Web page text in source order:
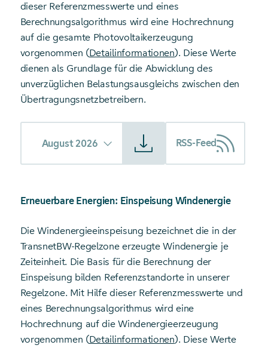
dieser Referenzmesswerte und eines
Berechnungsalgorithmus wird eine Hochrechnung
auf die gesamte Photovoltaikerzeugung
vorgenommen (Detailinformationen). Diese Werte
dienen als Grundlage für die Abwicklung des
unverzüglichen Belastungsausgleichs zwischen den
Übertragungsnetzbetreibern.
August 2026 RSS-Feed
Erneuerbare Energien: Einspeisung Windenergie
Die Windenergieeinspeisung bezeichnet die in der
TransnetBW-Regelzone erzeugte Windenergie je
Zeiteinheit. Die Basis für die Berechnung der
Einspeisung bilden Referenzstandorte in unserer
Regelzone. Mit Hilfe dieser Referenzmesswerte und
eines Berechnungsalgorithmus wird eine
Hochrechnung auf die Windenergieerzeugung
vorgenommen (Detailinformationen). Diese Werte